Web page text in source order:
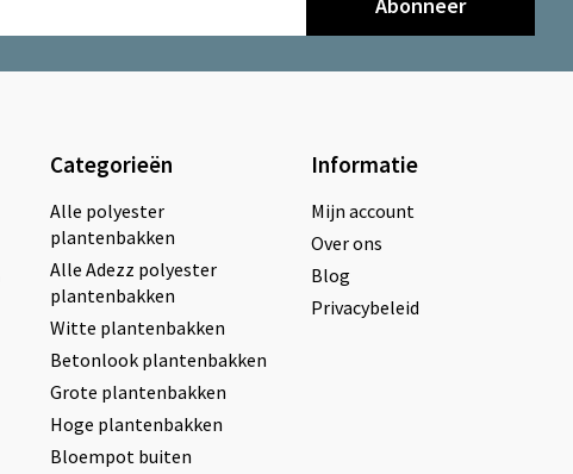
Categorieën
Alle polyester
plantenbakken
Alle Adezz polyester
plantenbakken
Witte plantenbakken
Betonlook plantenbakken
Grote plantenbakken
Hoge plantenbakken
Bloempot buiten
Informatie
Mijn account
Over ons
Blog
Privacybeleid